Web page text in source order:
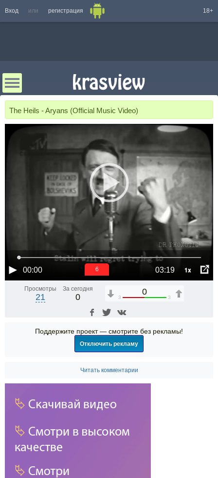
Вход или регистрация 18+
The Heils - Aryans (Official Music Video)
00:00 03:19 1x
6
Просмотры
21
За сегодня
0
0
3 3
Поддержите проект — смотрите без рекламы!
Отключить рекламу
Читать комментарии